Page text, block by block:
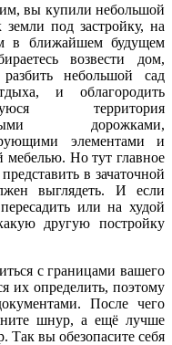
вы купили небольшой
земли под застройку, на
в ближайшем будущем
возвести дом,
небольшой сад
и облагородить
территория
дорожками,
элементами и
мебелью. Но тут главное
в зачаточной
выглядеть. И если
или на худой
другую постройку
с границами вашего
их определить, поэтому
После чего
шнур, а ещё лучше
Так вы обезопасите себя